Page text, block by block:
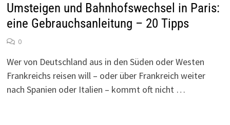
Umsteigen und Bahnhofswechsel in Paris:
eine Gebrauchsanleitung – 20 Tipps
0
Wer von Deutschland aus in den Süden oder Westen
Frankreichs reisen will – oder über Frankreich weiter
nach Spanien oder Italien – kommt oft nicht …